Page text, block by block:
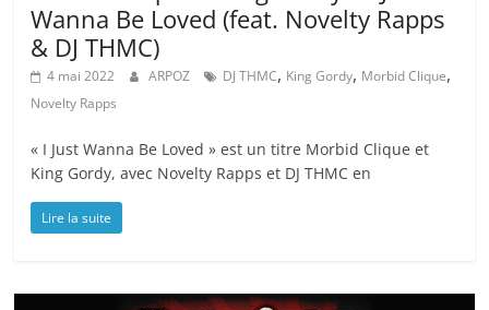
Wanna Be Loved (feat. Novelty Rapps
& DJ THMC)
4 mai 2022 ARPOZ DJ THMC, King Gordy, Morbid Clique,
Novelty Rapps
« I Just Wanna Be Loved » est un titre Morbid Clique et
King Gordy, avec Novelty Rapps et DJ THMC en
Lire la suite